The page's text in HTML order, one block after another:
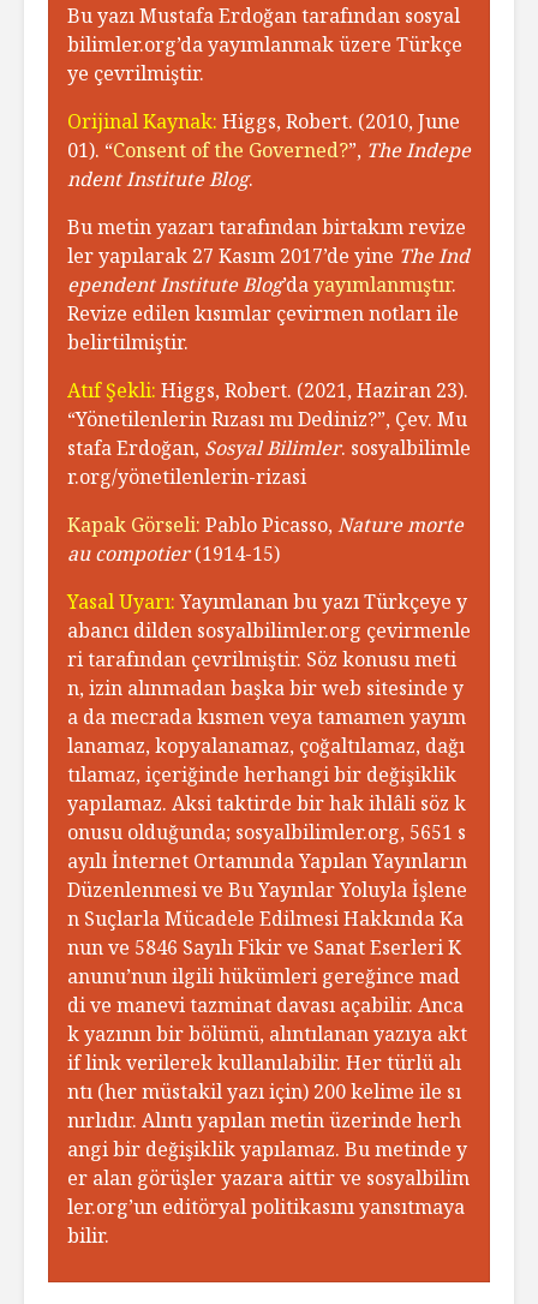
Bu yazı Mustafa Erdoğan tarafından sosyal
bilimler.org’da yayımlanmak üzere Türkçe
ye çevrilmiştir.
Orijinal Kaynak: Higgs, Robert. (2010, June
01). “Consent of the Governed?”, The Indepe
ndent Institute Blog.
Bu metin yazarı tarafından birtakım revize
ler yapılarak 27 Kasım 2017’de yine The Ind
ependent Institute Blog’dayayımlanmıştır.
Revize edilen kısımlar çevirmen notları ile
belirtilmiştir.
Atıf Şekli: Higgs, Robert. (2021, Haziran 23).
“Yönetilenlerin Rızası mı Dediniz?”, Çev. Mu
stafa Erdoğan, Sosyal Bilimler. sosyalbilimle
r.org/yönetilenlerin-rizasi
Kapak Görseli: Pablo Picasso,Nature morte
au compotier(1914-15)
Yasal Uyarı:Yayımlanan bu yazı Türkçeye y
abancı dilden sosyalbilimler.org çevirmenle
ri tarafından çevrilmiştir. Söz konusu meti
n, izin alınmadan başka bir web sitesinde y
a da mecrada kısmen veya tamamen yayım
lanamaz, kopyalanamaz, çoğaltılamaz, dağı
tılamaz, içeriğinde herhangi bir değişiklik
yapılamaz. Aksi taktirde bir hak ihlâli söz k
onusu olduğunda; sosyalbilimler.org, 5651 s
ayılı İnternet Ortamında Yapılan Yayınların
Düzenlenmesi ve Bu Yayınlar Yoluyla İşlene
n Suçlarla Mücadele Edilmesi Hakkında Ka
nun ve 5846 Sayılı Fikir ve Sanat Eserleri K
anunu’nun ilgili hükümleri gereğince mad
di ve manevi tazminat davası açabilir. Anca
k yazının bir bölümü, alıntılanan yazıya akt
if link verilerek kullanılabilir. Her türlü alı
ntı (her müstakil yazı için) 200 kelime ile sı
nırlıdır. Alıntı yapılan metin üzerinde herh
angi bir değişiklik yapılamaz. Bu metinde y
er alan görüşler yazara aittir ve sosyalbilim
ler.org’un editöryal politikasını yansıtmaya
bilir.